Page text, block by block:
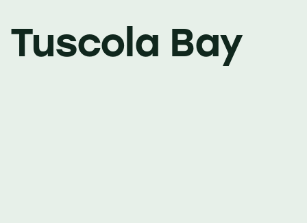
Tuscola Bay